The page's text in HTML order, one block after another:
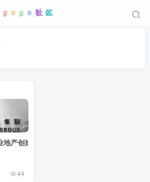
产创始人李兆基去世，享年97岁
44